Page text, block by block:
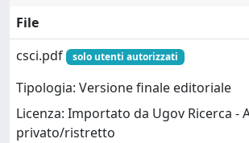
File
csci.pdf
solo utenti autorizzati
Tipologia: Versione finale editoriale
Licenza: Importato da Ugov Ricerca -
privato/ristretto